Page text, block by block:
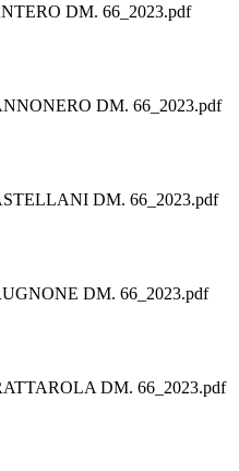
DM. 66_2023.pdf
DM. 66_2023.pdf
DM. 66_2023.pdf
DM. 66_2023.pdf
DM. 66_2023.pdf